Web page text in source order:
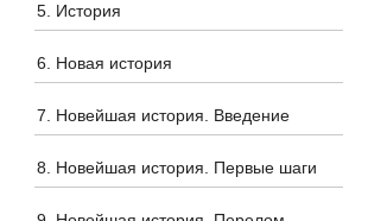
5. История
6. Новая история
7. Новейшая история. Введение
8. Новейшая история. Первые шаги